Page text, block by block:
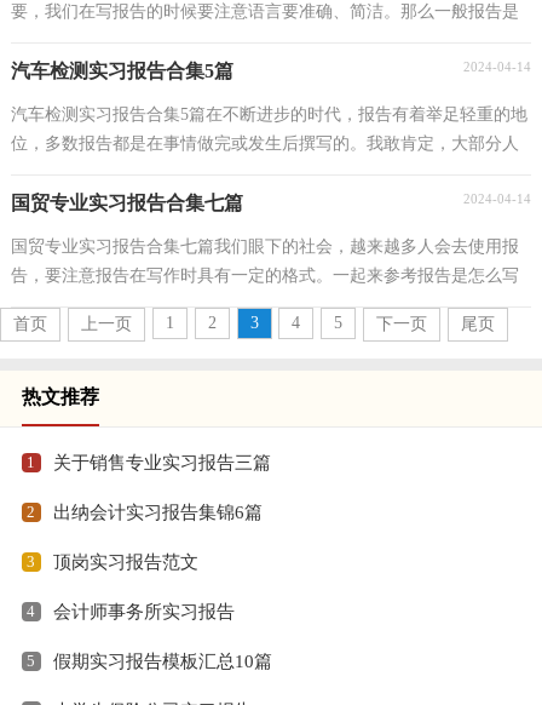
要，我们在写报告的时候要注意语言要准确、简洁。那么一般报告是
汽车检测实习报告合集5篇 2024-04-14
汽车检测实习报告合集5篇在不断进步的时代，报告有着举足轻重的地
位，多数报告都是在事情做完或发生后撰写的。我敢肯定，大部分人
国贸专业实习报告合集七篇 2024-04-14
国贸专业实习报告合集七篇我们眼下的社会，越来越多人会去使用报
告，要注意报告在写作时具有一定的格式。一起来参考报告是怎么写
的吧，以下是小编收集整理的国贸专业实习报告7篇，...
首页
上一页 1 2 3 4 5 下一页 尾页
热文推荐
1 关于销售专业实习报告三篇
2 出纳会计实习报告集锦6篇
3 顶岗实习报告范文
4 会计师事务所实习报告
5 假期实习报告模板汇总10篇